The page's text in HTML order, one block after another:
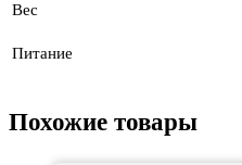
Вес
Питание
Похожие товары